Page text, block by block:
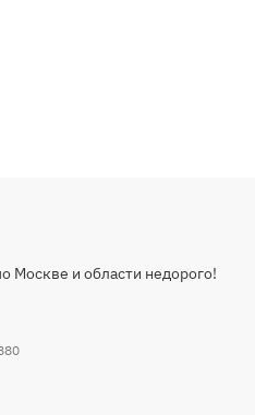
Москве и области недорого!